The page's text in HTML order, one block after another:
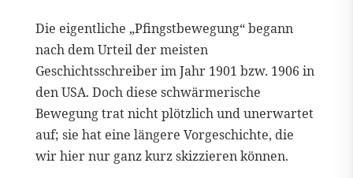
Die eigentliche „Pfingstbewegung“ begann
nach dem Urteil der meisten
Geschichtsschreiber im Jahr 1901 bzw. 1906 in
den USA. Doch diese schwärmerische
Bewegung trat nicht plötzlich und unerwartet
auf; sie hat eine längere Vorgeschichte, die
wir hier nur ganz kurz skizzieren können.